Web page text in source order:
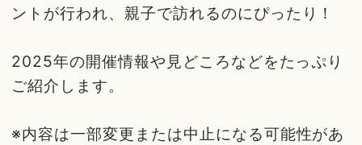
ントが行われ、親子で訪れるのにぴったり！
2025年の開催情報や見どころなどをたっぷり
ご紹介します。
※内容は一部変更または中止になる可能性があ